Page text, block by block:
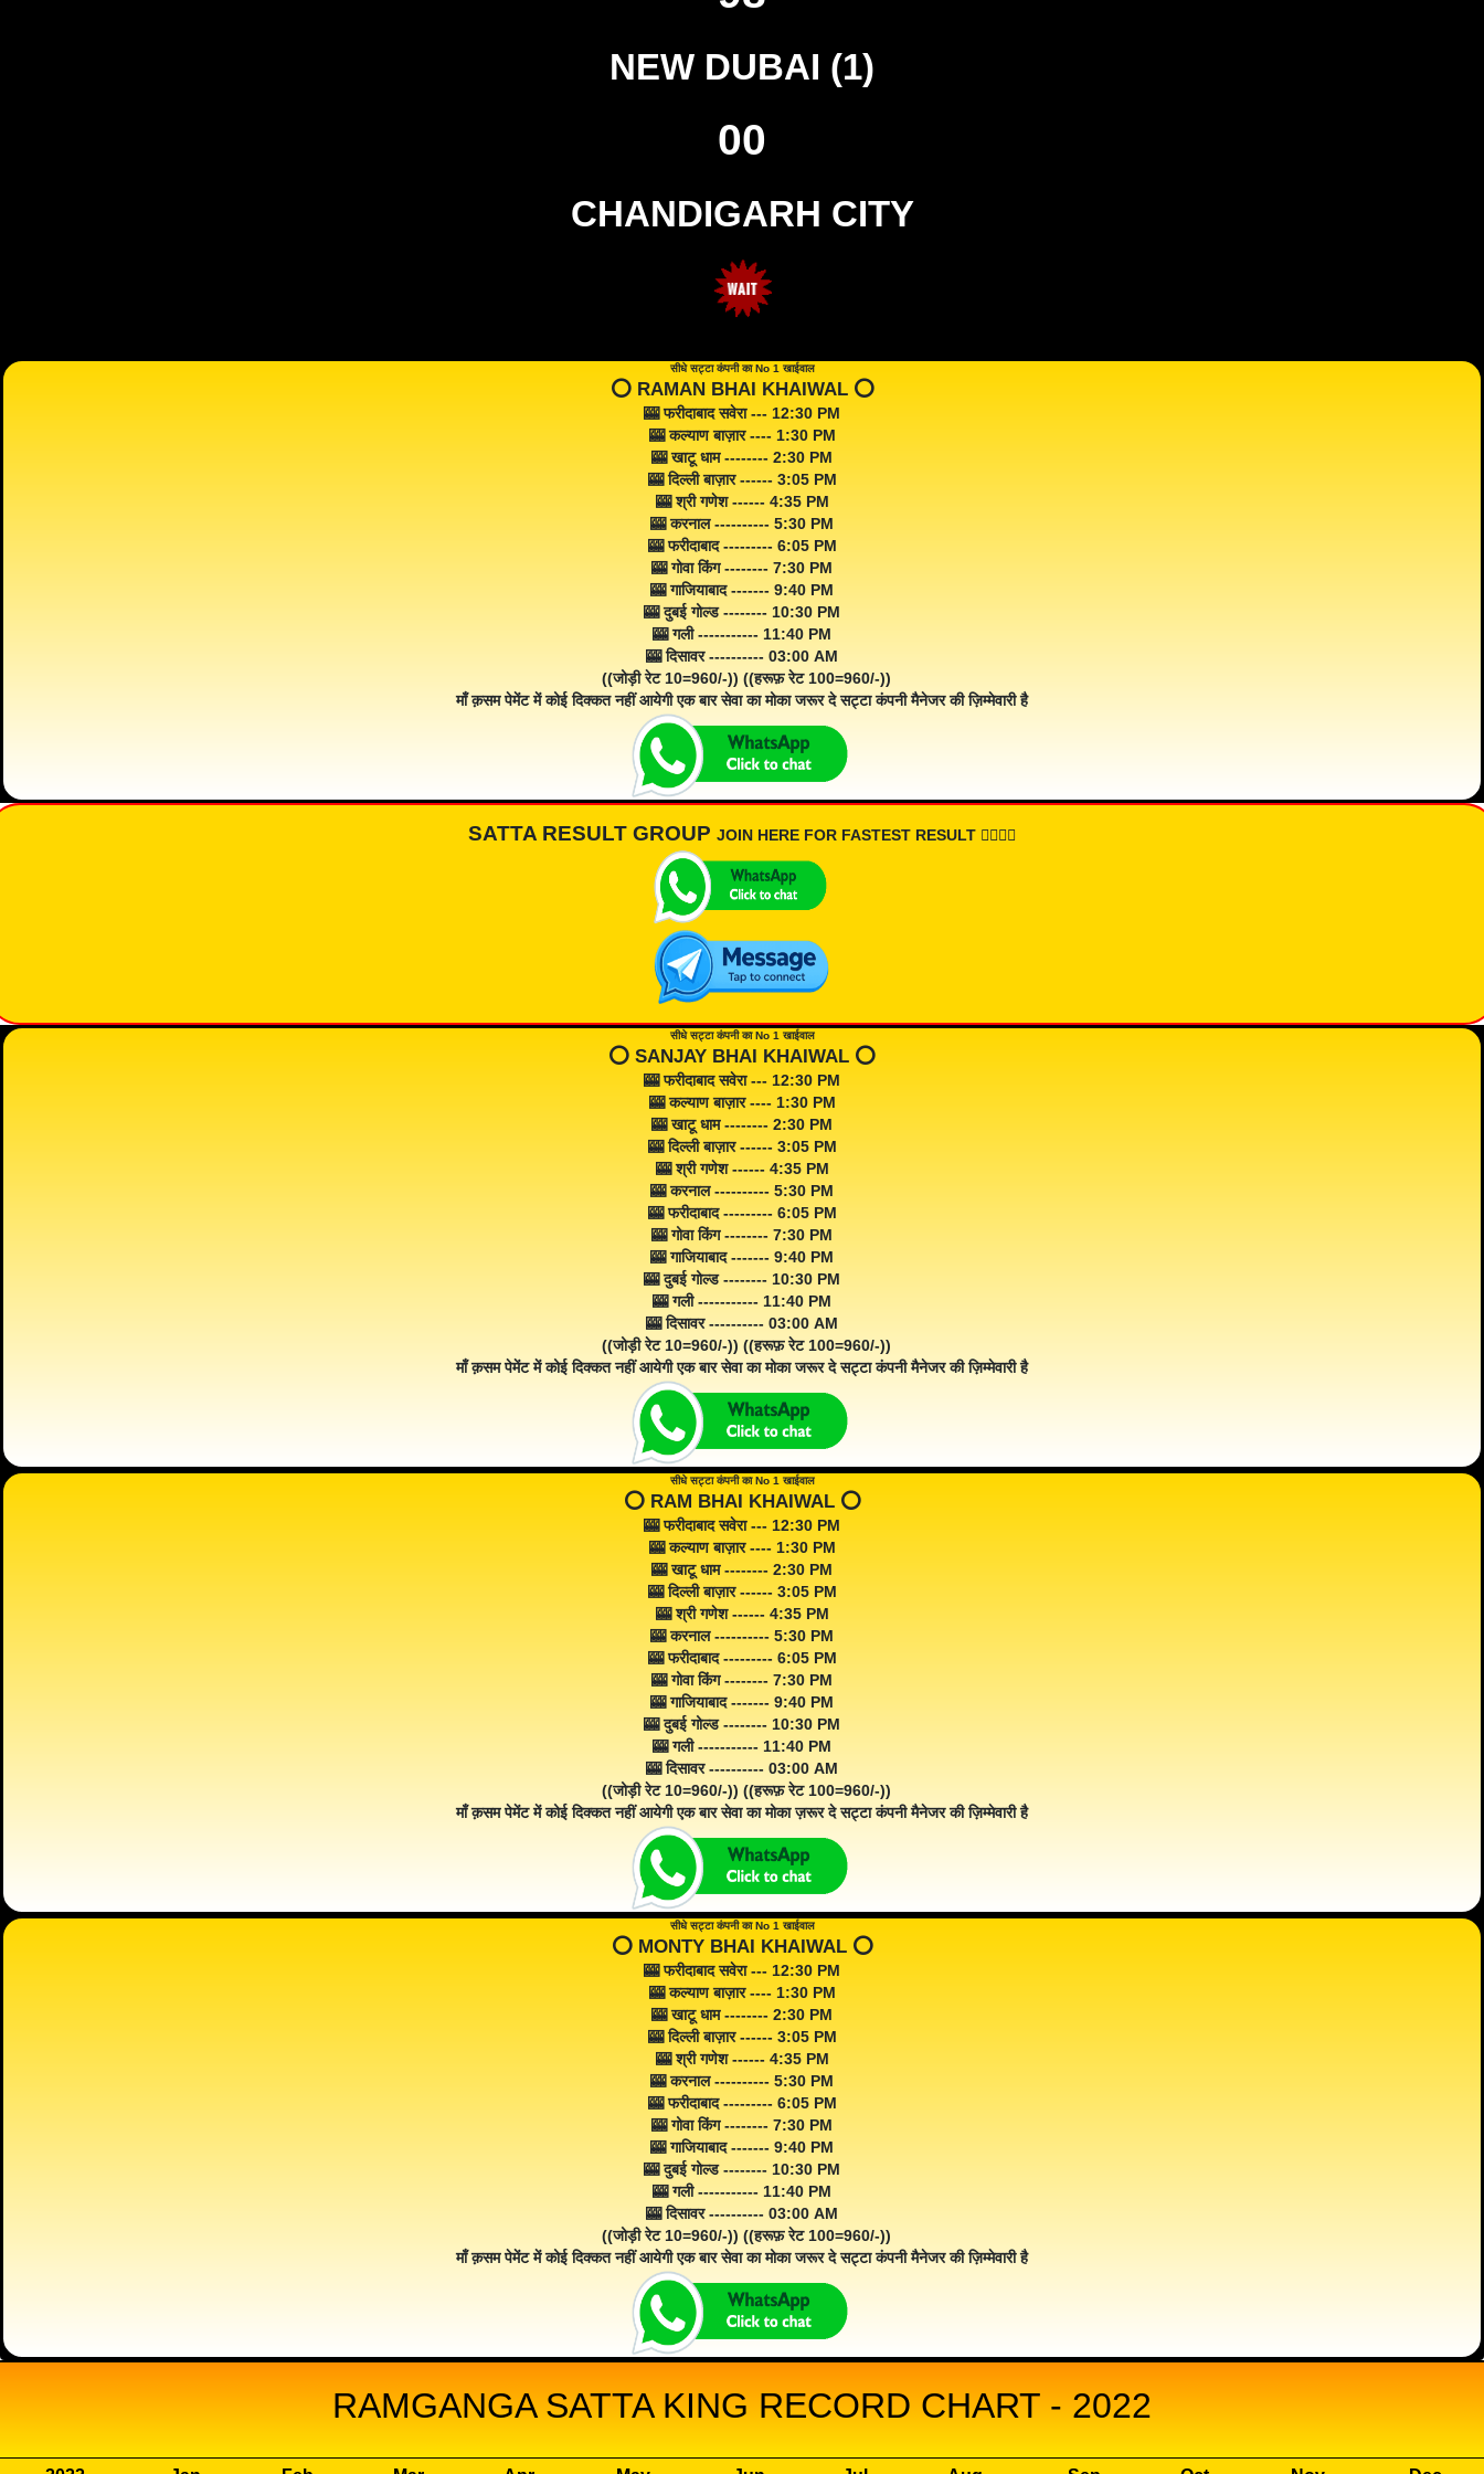
NEW DUBAI (1)
00
CHANDIGARH CITY
सीधे सट्टा कंपनी का No 1 खाईवाल
⭕️ RAMAN BHAI KHAIWAL ⭕️
🎰 फरीदाबाद सवेरा --- 12:30 PM
🎰 कल्याण बाज़ार ---- 1:30 PM
🎰 खाटू धाम -------- 2:30 PM
🎰 दिल्ली बाज़ार ------ 3:05 PM
🎰 श्री गणेश ------ 4:35 PM
🎰 करनाल ---------- 5:30 PM
🎰 फरीदाबाद --------- 6:05 PM
🎰 गोवा किंग -------- 7:30 PM
🎰 गाजियाबाद ------- 9:40 PM
🎰 दुबई गोल्ड -------- 10:30 PM
🎰 गली ----------- 11:40 PM
🎰 दिसावर ---------- 03:00 AM
((जोड़ी रेट 10=960/-)) ((हरूफ़ रेट 100=960/-))
माँ क़सम पेमेंट में कोई दिक्कत नहीं आयेगी एक बार सेवा का मोका जरूर दे सट्टा कंपनी मैनेजर की ज़िम्मेवारी है
SATTA RESULT GROUP JOIN HERE FOR FASTEST RESULT 👇🏾👇🏾
सीधे सट्टा कंपनी का No 1 खाईवाल
⭕️ SANJAY BHAI KHAIWAL ⭕️
🎰 फरीदाबाद सवेरा --- 12:30 PM
🎰 कल्याण बाज़ार ---- 1:30 PM
🎰 खाटू धाम -------- 2:30 PM
🎰 दिल्ली बाज़ार ------ 3:05 PM
🎰 श्री गणेश ------ 4:35 PM
🎰 करनाल ---------- 5:30 PM
🎰 फरीदाबाद --------- 6:05 PM
🎰 गोवा किंग -------- 7:30 PM
🎰 गाजियाबाद ------- 9:40 PM
🎰 दुबई गोल्ड -------- 10:30 PM
🎰 गली ----------- 11:40 PM
🎰 दिसावर ---------- 03:00 AM
((जोड़ी रेट 10=960/-)) ((हरूफ़ रेट 100=960/-))
माँ क़सम पेमेंट में कोई दिक्कत नहीं आयेगी एक बार सेवा का मोका जरूर दे सट्टा कंपनी मैनेजर की ज़िम्मेवारी है
सीधे सट्टा कंपनी का No 1 खाईवाल
⭕️ RAM BHAI KHAIWAL ⭕️
🎰 फरीदाबाद सवेरा --- 12:30 PM
🎰 कल्याण बाज़ार ---- 1:30 PM
🎰 खाटू धाम -------- 2:30 PM
🎰 दिल्ली बाज़ार ------ 3:05 PM
🎰 श्री गणेश ------ 4:35 PM
🎰 करनाल ---------- 5:30 PM
🎰 फरीदाबाद --------- 6:05 PM
🎰 गोवा किंग -------- 7:30 PM
🎰 गाजियाबाद ------- 9:40 PM
🎰 दुबई गोल्ड -------- 10:30 PM
🎰 गली ----------- 11:40 PM
🎰 दिसावर ---------- 03:00 AM
((जोड़ी रेट 10=960/-)) ((हरूफ़ रेट 100=960/-))
माँ क़सम पेमेंट में कोई दिक्कत नहीं आयेगी एक बार सेवा का मोका ज़रूर दे सट्टा कंपनी मैनेजर की ज़िम्मेवारी है
सीधे सट्टा कंपनी का No 1 खाईवाल
⭕️ MONTY BHAI KHAIWAL ⭕️
🎰 फरीदाबाद सवेरा --- 12:30 PM
🎰 कल्याण बाज़ार ---- 1:30 PM
🎰 खाटू धाम -------- 2:30 PM
🎰 दिल्ली बाज़ार ------ 3:05 PM
🎰 श्री गणेश ------ 4:35 PM
🎰 करनाल ---------- 5:30 PM
🎰 फरीदाबाद --------- 6:05 PM
🎰 गोवा किंग -------- 7:30 PM
🎰 गाजियाबाद ------- 9:40 PM
🎰 दुबई गोल्ड -------- 10:30 PM
🎰 गली ----------- 11:40 PM
🎰 दिसावर ---------- 03:00 AM
((जोड़ी रेट 10=960/-)) ((हरूफ़ रेट 100=960/-))
माँ क़सम पेमेंट में कोई दिक्कत नहीं आयेगी एक बार सेवा का मोका जरूर दे सट्टा कंपनी मैनेजर की ज़िम्मेवारी है
RAMGANGA SATTA KING RECORD CHART - 2022